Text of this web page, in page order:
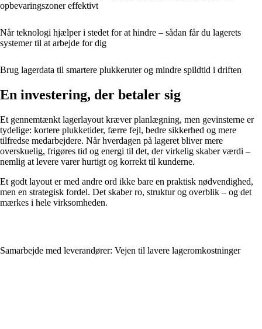
opbevaringszoner effektivt
Når teknologi hjælper i stedet for at hindre – sådan får du lagerets
systemer til at arbejde for dig
Brug lagerdata til smartere plukkeruter og mindre spildtid i driften
En investering, der betaler sig
Et gennemtænkt lagerlayout kræver planlægning, men gevinsterne er
tydelige: kortere plukketider, færre fejl, bedre sikkerhed og mere
tilfredse medarbejdere. Når hverdagen på lageret bliver mere
overskuelig, frigøres tid og energi til det, der virkelig skaber værdi –
nemlig at levere varer hurtigt og korrekt til kunderne.
Et godt layout er med andre ord ikke bare en praktisk nødvendighed,
men en strategisk fordel. Det skaber ro, struktur og overblik – og det
mærkes i hele virksomheden.
Samarbejde med leverandører: Vejen til lavere lageromkostninger